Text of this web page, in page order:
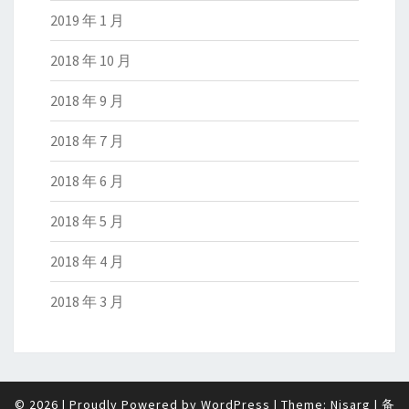
2019 年 1 月
2018 年 10 月
2018 年 9 月
2018 年 7 月
2018 年 6 月
2018 年 5 月
2018 年 4 月
2018 年 3 月
© 2026 | Proudly Powered by WordPress | Theme: Nisarg | 备